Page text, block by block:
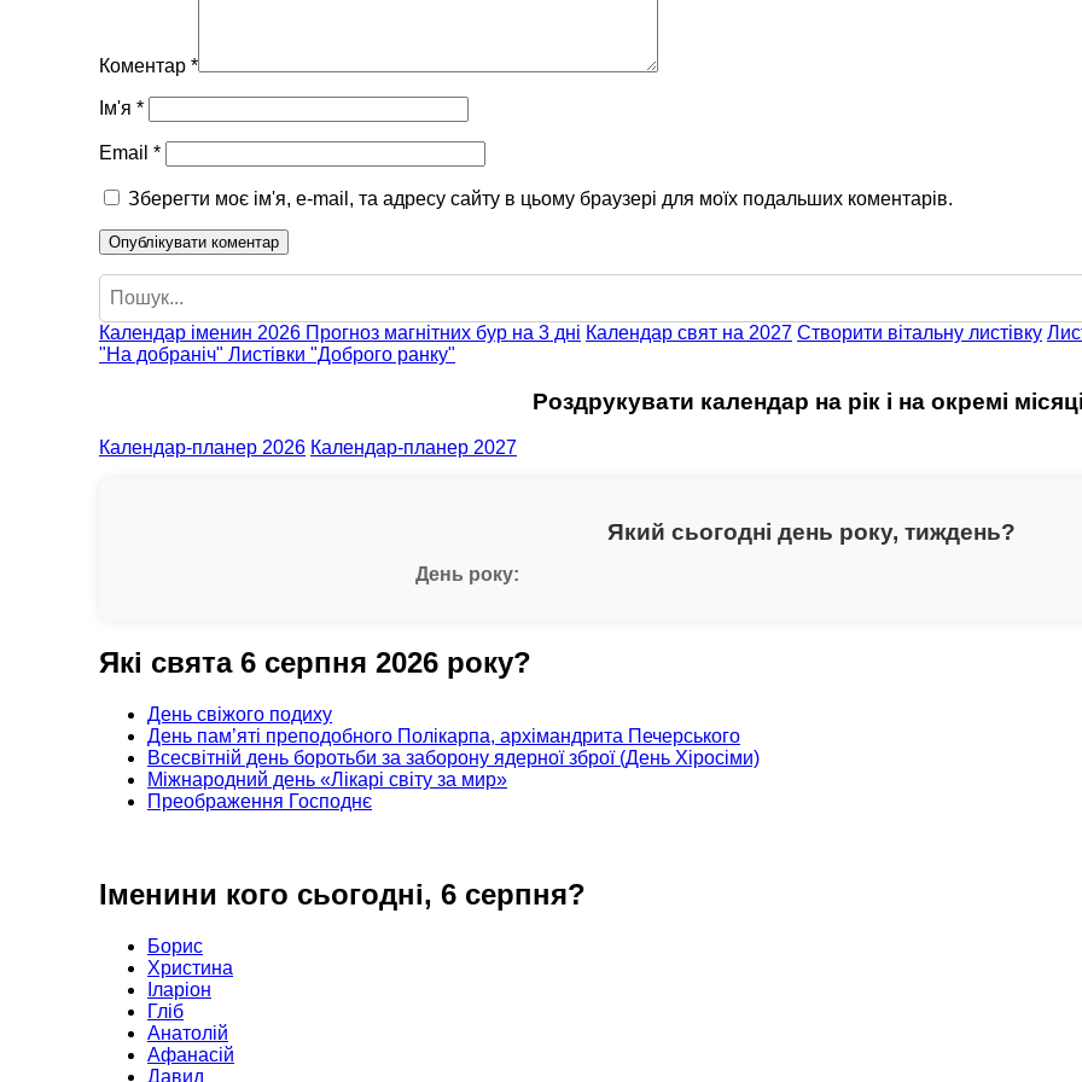
Коментар *
Ім'я *
Email *
Зберегти моє ім'я, e-mail, та адресу сайту в цьому браузері для моїх подальших коментарів.
Пошук
Календар іменин 2026 Прогноз магнітних бур на 3 дні Календар свят на 2027 Створити вітальну листівку
"На добраніч" Листівки "Доброго ранку"
Роздрукувати календар на рік і на окремі
Календар-планер 2026 Календар-планер 2027
Який сьогодні день року, тиждень?
День року:
Які свята 6 серпня 2026 року?
День свіжого подиху
День пам’яті преподобного Полікарпа, архімандрита Печерського
Всесвітній день боротьби за заборону ядерної зброї (День Хіросіми)
Міжнародний день «Лікарі світу за мир»
Преображення Господнє
Іменини кого сьогодні, 6 серпня?
Борис
Христина
Іларіон
Гліб
Анатолій
Афанасій
Давид